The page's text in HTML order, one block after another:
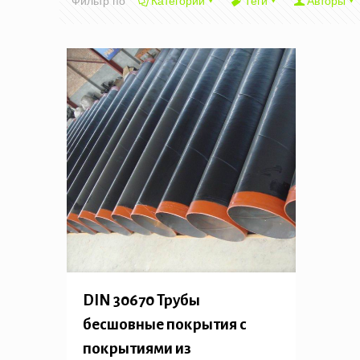
DIN 30670 Трубы
бесшовные покрытия с
покрытиями из